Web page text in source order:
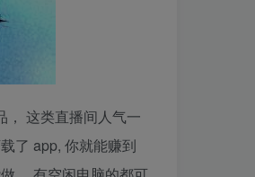
， 这类直播间人气一
了 app, 你就能赚到